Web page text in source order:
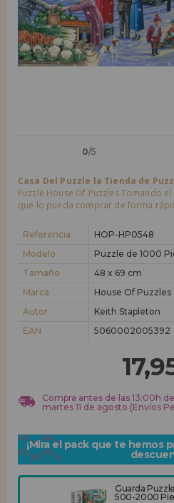
LIQUIDACIONES
INFORMACIÓN
Quiero registrarme como
nuevo cliente
Al crear una cuenta en
rápidamente en nuestra tienda
nuevo
¿Eres Profesional o Empresa?.
condiciones de ventas con
¡Adelante! Te estábamos esperando.
0/5
Casa Del Puzzle la Tienda de
Puzzle House Of Puzzles Tomando
que lo pueda comprar de forma
Referencia
HOP-HP0548
Modelo
Puzzle de 1000
Tamaño
48 x 69 cm
Marca
House Of Puzzles
Autor
Keith Stapleton
EAN
5060002005392
Compra antes de las 13:00h
martes 11 de agosto (Envíos
¡Mira el pack que te hemos
Guarda
500-2000